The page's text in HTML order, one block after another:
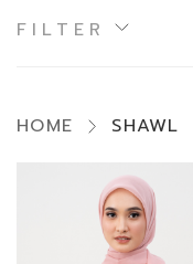
FILTER
HOME SHAWL